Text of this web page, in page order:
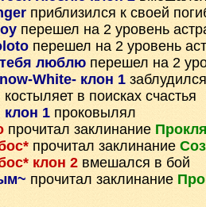
приблизился к своей
перешел на 2 уровень
перешел на 2 уровень
люблю перешел на 2
White- клон 1 заблудился
костыляет в поисках счастья
1 проковылял
прочитал заклинание
прочитал заклинание
клон 2 вмешался в бой
прочитал заклинание